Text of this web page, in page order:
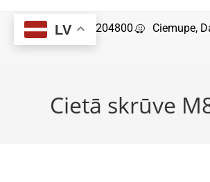
29204800 Ciemupe,
Cietā skrūve
LV